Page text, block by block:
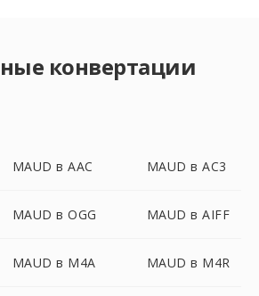
конвертации
MAUD в AAC MAUD в AC3
MAUD в OGG MAUD в AIFF
MAUD в M4A MAUD в M4R